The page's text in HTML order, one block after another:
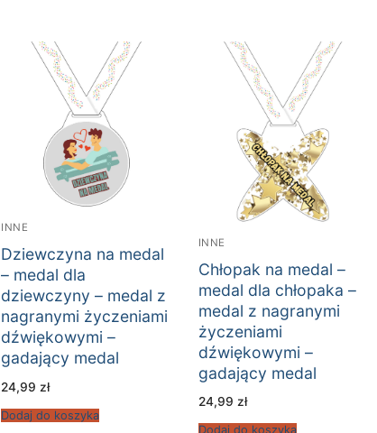
INNE
Dziewczyna na medal
– medal dla
dziewczyny – medal z
nagranymi życzeniami
dźwiękowymi –
gadający medal
24,99 zł
Dodaj do koszyka
INNE
Chłopak na medal –
medal dla chłopaka –
medal z nagranymi
życzeniami
dźwiękowymi –
gadający medal
24,99 zł
Dodaj do koszyka